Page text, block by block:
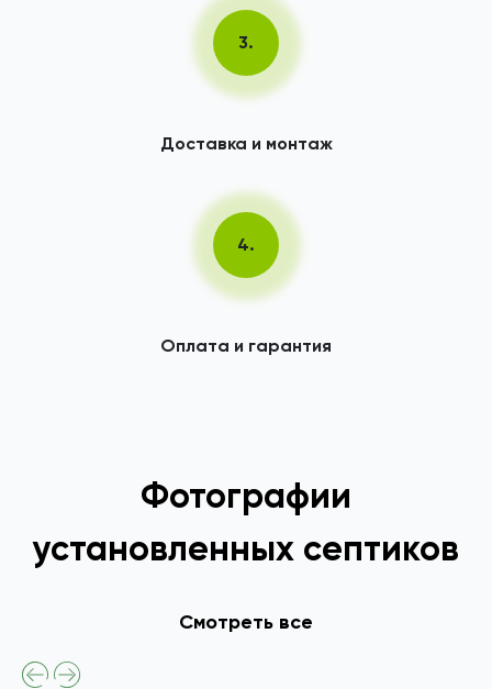
3.
Доставка и монтаж
4.
Оплата и гарантия
Фотографии
установленных септиков
Смотреть все